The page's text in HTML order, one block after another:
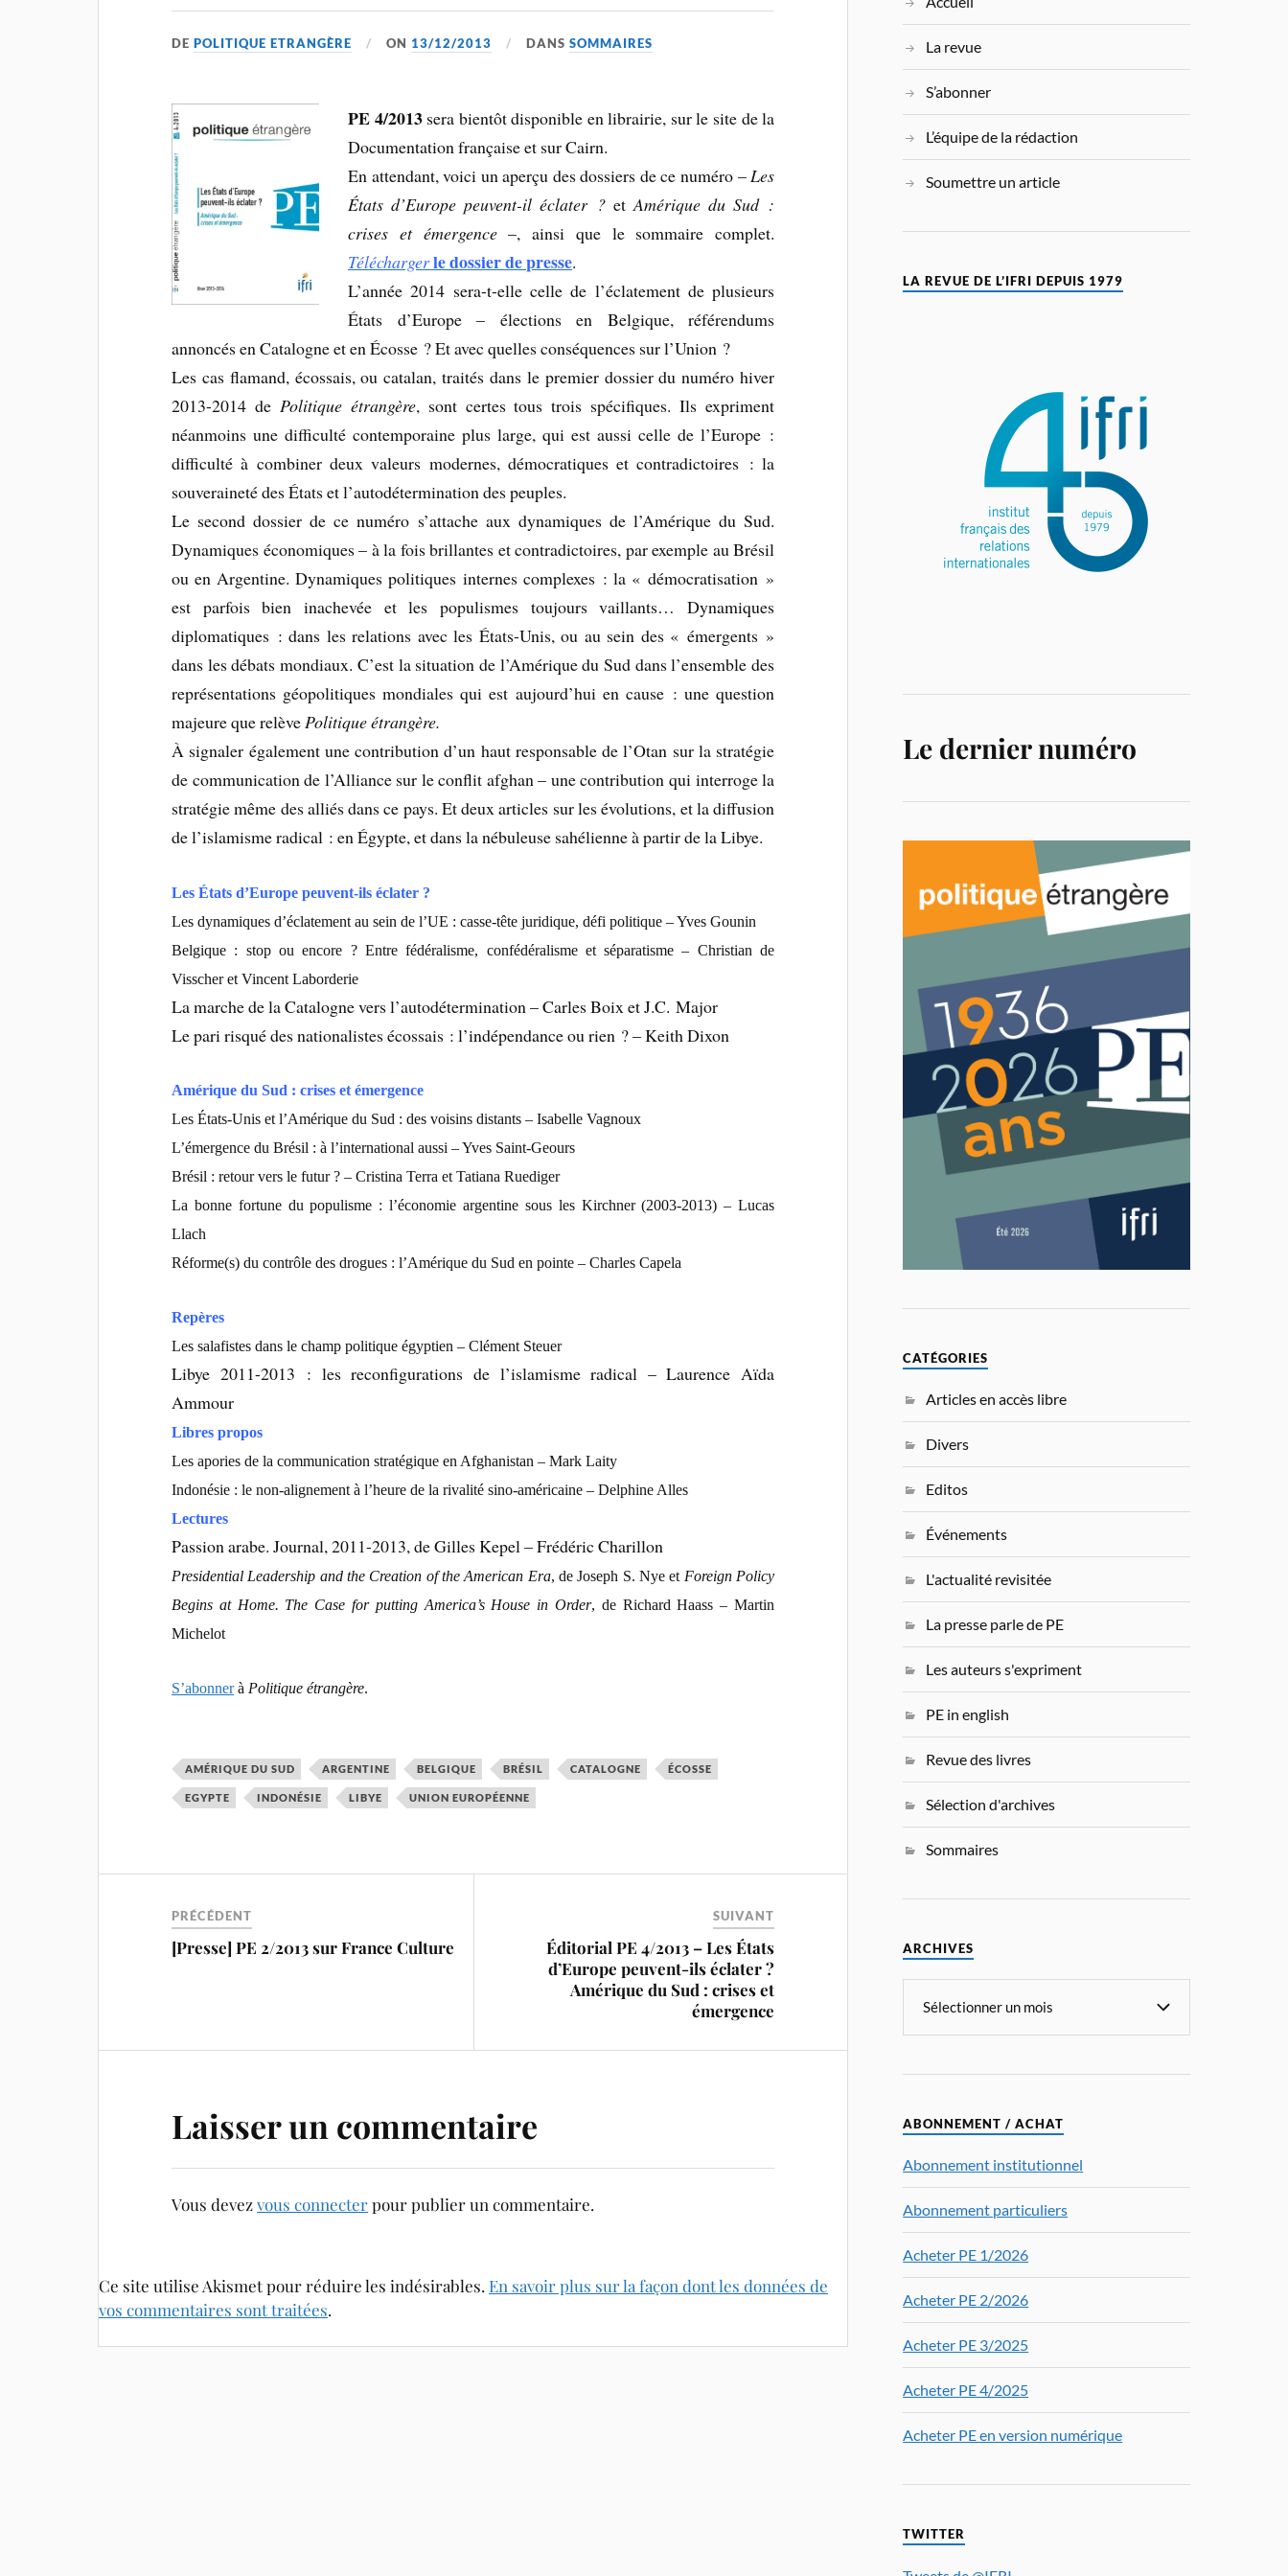
DEPOLITIQUE ETRANGÈRE ON 13/12/2013 DANSSOMMAIRES
PE 4/2013sera bientôt disponible en librairie, sur le site de la
Documentation française et sur Cairn.
En attendant, voici un aperçu des dossiers de ce numéro –Les
États d’Europe peuvent-il éclater ? etAmérique du Sud :
crises et émergence–, ainsi que le sommaire complet.
Téléchargerle dossier de presse.
L’année 2014 sera-t-elle celle de l’éclatement de plusieurs
États d’Europe – élections en Belgique, référendums
annoncés en Catalogne et en Écosse ? Et avec quelles conséquences sur l’Union ?
Les cas flamand, écossais, ou catalan, traités dans le premier dossier du numéro hiver
2013-2014 de Politique étrangère, sont certes tous trois spécifiques. Ils expriment
néanmoins une difficulté contemporaine plus large, qui est aussi celle de l’Europe :
difficulté à combiner deux valeurs modernes, démocratiques et contradictoires : la
souveraineté des États et l’autodétermination des peuples.
Le second dossier de ce numéro s’attache aux dynamiques de l’Amérique du Sud.
Dynamiques économiques – à la fois brillantes et contradictoires, par exemple au Brésil
ou en Argentine. Dynamiques politiques internes complexes : la « démocratisation »
est parfois bien inachevée et les populismes toujours vaillants… Dynamiques
diplomatiques : dans les relations avec les États-Unis, ou au sein des « émergents »
dans les débats mondiaux. C’est la situation de l’Amérique du Sud dans l’ensemble des
représentations géopolitiques mondiales qui est aujourd’hui en cause : une question
majeure que relèvePolitique étrangère.
À signaler également une contribution d’un haut responsable de l’Otan sur la stratégie
de communication de l’Alliance sur le conflit afghan – une contribution qui interroge la
stratégie même des alliés dans ce pays. Et deux articles sur les évolutions, et la diffusion
de l’islamisme radical : en Égypte, et dans la nébuleuse sahélienne à partir de la Libye.
Les États d’Europe peuvent-ils éclater ?
Les dynamiques d’éclatement au sein de l’UE : casse-tête juridique, défi politique – Yves Gounin
Belgique : stop ou encore ? Entre fédéralisme, confédéralisme et séparatisme – Christian de
Visscher et Vincent Laborderie
La marche de la Catalogne vers l’autodétermination – Carles Boix et J.C. Major
Le pari risqué des nationalistes écossais : l’indépendance ou rien ? – Keith Dixon
Amérique du Sud : crises et émergence
Les États-Unis et l’Amérique du Sud : des voisins distants – Isabelle Vagnoux
L’émergence du Brésil : à l’international aussi – Yves Saint-Geours
Brésil : retour vers le futur ? – Cristina Terra et Tatiana Ruediger
La bonne fortune du populisme : l’économie argentine sous les Kirchner (2003-2013) – Lucas
Llach
Réforme(s) du contrôle des drogues : l’Amérique du Sud en pointe – Charles Capela
Repères
Les salafistes dans le champ politique égyptien – Clément Steuer
Libye 2011-2013 : les reconfigurations de l’islamisme radical – Laurence Aïda
Ammour
Libres propos
Les apories de la communication stratégique en Afghanistan – Mark Laity
Indonésie : le non-alignement à l’heure de la rivalité sino-américaine – Delphine Alles
Lectures
Passion arabe. Journal, 2011-2013, de Gilles Kepel – Frédéric Charillon
Presidential Leadership and the Creation of the American Era, de Joseph S. Nye et Foreign Policy
Begins at Home. The Case for putting America’s House in Order, de Richard Haass – Martin
Michelot
S’abonnerà Politique étrangère.
AMÉRIQUE DU SUD ARGENTINE BELGIQUE BRÉSIL CATALOGNE ÉCOSSE
EGYPTE INDONÉSIE LIBYE UNION EUROPÉENNE
PRÉCÉDENT
[Presse] PE 2/2013 sur France Culture
SUIVANT
Éditorial PE 4/2013 – Les États
d’Europe peuvent-ils éclater ?
Amérique du Sud : crises et
émergence
Laisser un commentaire
Vous devezvous connecterpour publier un commentaire.
Ce site utilise Akismet pour réduire les indésirables. En savoir plus sur la façon dont les données de
vos commentaires sont traitées.
La revue
S’abonner
L’équipe de la rédaction
Soumettre un article
LA REVUE DE L’IFRI DEPUIS 1979
Le dernier numéro
CATÉGORIES
Articles en accès libre
Divers
Editos
Événements
L'actualité revisitée
La presse parle de PE
Les auteurs s'expriment
PE in english
Revue des livres
Sélection d'archives
Sommaires
ARCHIVES
ABONNEMENT / ACHAT
Abonnement institutionnel
Abonnement particuliers
Acheter PE 1/2026
Acheter PE 2/2026
Acheter PE 3/2025
Acheter PE 4/2025
Acheter PE en version numérique
TWITTER